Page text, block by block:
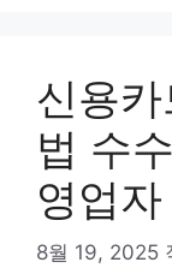
신용
법 수
영업
8월 19, 2025